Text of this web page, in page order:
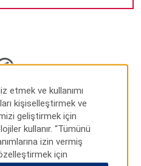
TARIFLERI
etmek ve kullanımı
kişiselleştirmek ve
geliştirmek için
kullanır. “Tümünü
izin vermiş
için